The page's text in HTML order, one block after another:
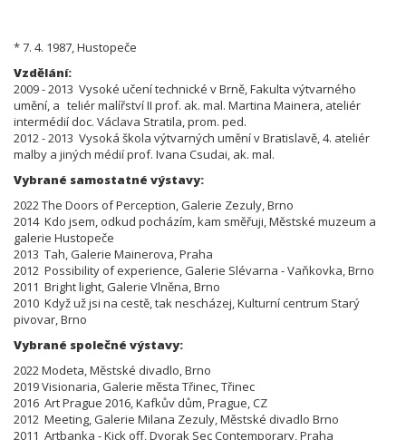
* 7. 4. 1987, Hustopeče
Vzdělání:
2009 - 2013 Vysoké učení technické v Brně,Fakulta výtvarného
umění, a teliér malířství II prof. ak. mal. Martina Mainera, ateliér
intermédií doc. Václava Stratila, prom. ped.
2012 - 2013 Vysoká škola výtvarných umění v Bratislavě, 4. ateliér
malby a jiných médií prof. Ivana Csudai, ak. mal.
Vybrané samostatné výstavy:
2022 The Doors of Perception, Galerie Zezuly, Brno
2014 Kdo jsem, odkud pocházím, kam směřuji, Městské muzeum a
galerie Hustopeče
2013 Tah, Galerie Mainerova, Praha
2012 Possibility of experience, Galerie Slévarna - Vaňkovka, Brno
2011 Bright light, Galerie Vlněna, Brno
2010 Když už jsi na cestě, tak nescházej, Kulturní centrum Starý
pivovar, Brno
Vybrané společné výstavy:
2022 Modeta, Městské divadlo, Brno
2019 Visionaria, Galerie města Třinec, Třinec
2016 Art Prague 2016, Kafkův dům, Prague, CZ
2012 Meeting, Galerie Milana Zezuly, Městské divadlo Brno
2011 Artbanka - Kick off, Dvorak Sec Contemporary, Praha